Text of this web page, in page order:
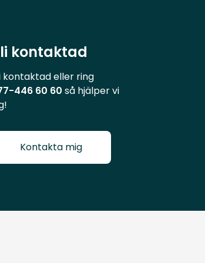
kontaktad
kontaktad eller ring
446 60 60 så hjälper vi
Kontakta mig